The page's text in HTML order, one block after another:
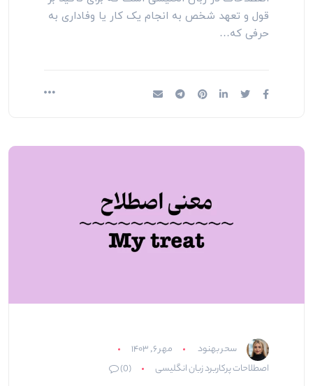
قول و تعهد شخص به انجام یک کار یا وفاداری به
حرفی که…
سحر بهنود
مهر ۶, ۱۴۰۳
اصطلاحات پرکاربرد زبان انگلیسی
(0)